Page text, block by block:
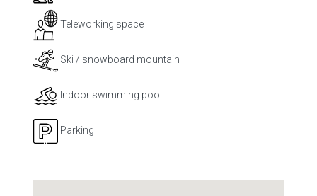
Teleworking space
Ski / snowboard mountain
Indoor swimming pool
Parking